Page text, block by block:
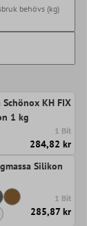
behövs (kg)
KH FIX
1 kg
1 Bit
284,82 kr
Silikon
1 Bit
285,87 kr